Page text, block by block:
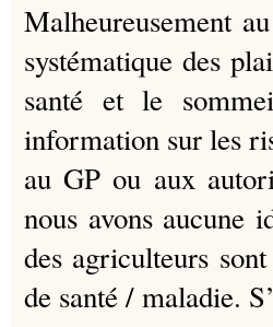
Malheureusement
systématique des
santé et le
information sur les
au GP ou aux
nous avons aucune
des agriculteurs
de santé / maladie.